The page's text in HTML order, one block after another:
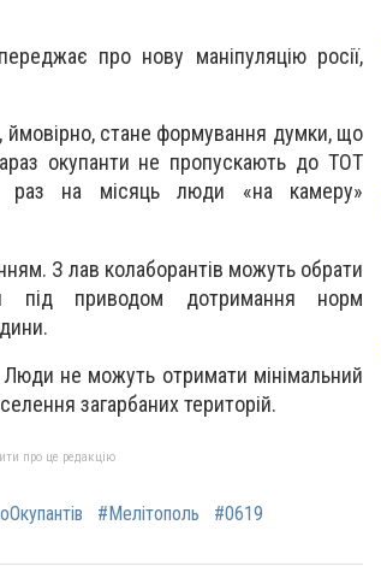
про нову маніпуляцію росії,
стане формування думки, що
окупанти не пропускають до ТОТ
раз на місяць люди «на камеру»
З лав колаборантів можуть обрати
під приводом дотримання норм
не можуть отримати мінімальний
загарбаних територій.
про це редакцію
#Мелітополь #0619